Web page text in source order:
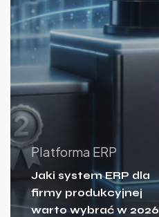
Platforma ERP
Jaki system ERP dla
firmy produkcyjnej
warto wybrać w 2026